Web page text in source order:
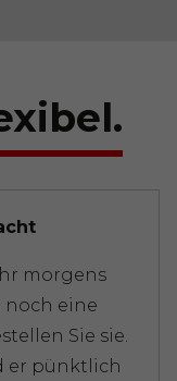
morgens
noch eine
Sie sie.
er pünktlich